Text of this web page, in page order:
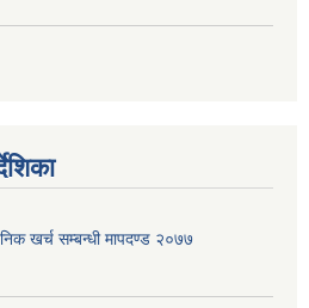
खर्च सम्बन्धी मापदण्ड २०७७